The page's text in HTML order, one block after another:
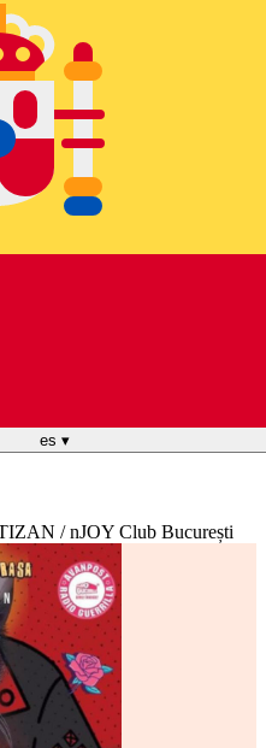
es ▾
/ nJOY Club București